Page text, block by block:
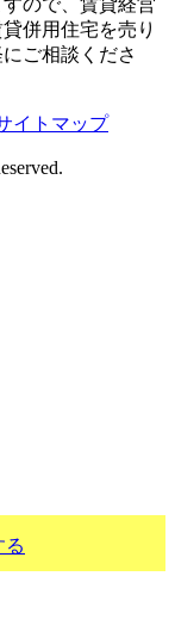
ので、賃貸経営
併用住宅を売り
ご相談くださ
イトマップ
る